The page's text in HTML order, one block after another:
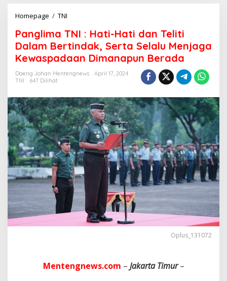
Homepage / TNI
n
g
i
m
N
I
:
H
a
t
i
-
H
a
t
d
a
n
t
Panglima TNI : Hati-Hati dan Teliti
Dalam Bertindak, Serta Selalu Menjaga
Kewaspadaan Dimanapun Berada
Daeng Johan Mentengnews
April 17, 2024
TNI
647 Dilihat
Oplus_131072
Mentengnews.com – Jakarta Timur–